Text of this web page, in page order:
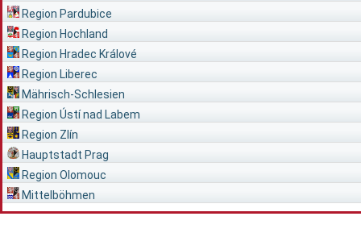
Region Pardubice
Region Hochland
Region Hradec Králové
Region Liberec
Mährisch-Schlesien
Region Ústí nad Labem
Region Zlín
Hauptstadt Prag
Region Olomouc
Mittelböhmen